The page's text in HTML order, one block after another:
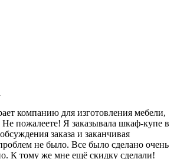
компанию для изготовления мебели,
пожалеете! Я заказывала шкаф-купе в
заказа и заканчивая
не было. Все было сделано очень
К тому же мне ещё скидку сделали!